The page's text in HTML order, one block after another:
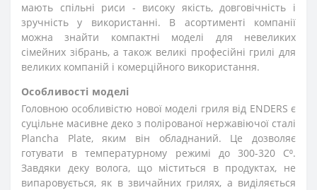
мають спільні риси - високу якість, довговічність і
зручність у використанні. В асортименті компанії
можна знайти компактні моделі для невеликих
сімейних зібрань, а також великі професійні грилі для
великих компаній і комерційного використання.
Особливості моделі
Головною особливістю нової моделі гриля від ENDERS є
суцільне масивне деко з полірованої нержавіючої сталі
Plancha Plate, яким він обладнаний. Це дозволяє
готувати в температурному режимі до 300-320 С⁰.
Завдяки деку волога, що міститься в продуктах, не
випаровується, як в звичайних грилях, а виділяється